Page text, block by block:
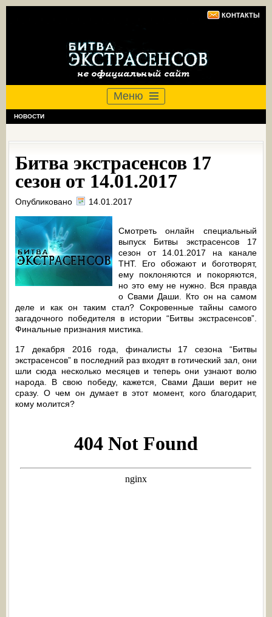
КОНТАКТЫ
Меню
НОВОСТИ
Битва экстрасенсов 17
сезон от 14.01.2017
Опубликовано 14.01.2017
Смотреть онлайн специальный
выпуск Битвы экстрасенсов 17
сезон от 14.01.2017 на канале
ТНТ. Его обожают и боготворят,
ему поклоняются и покоряются,
но это ему не нужно. Вся правда
о Свами Даши. Кто он на самом
деле и как он таким стал? Сокровенные тайны самого
загадочного победителя в истории “Битвы экстрасенсов”.
Финальные признания мистика.
17 декабря 2016 года, финалисты 17 сезона “Битвы
экстрасенсов” в последний раз входят в готический зал, они
шли сюда несколько месяцев и теперь они узнают волю
народа. В свою победу, кажется, Свами Даши верит не
сразу. О чем он думает в этот момент, кого благодарит,
кому молится?